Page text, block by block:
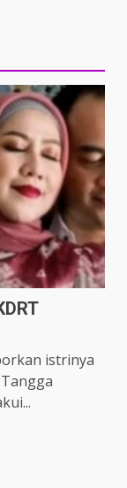
istrinya